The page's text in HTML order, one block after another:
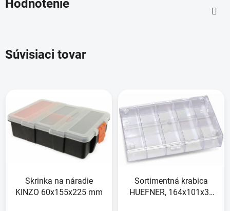
Hodnotenie
Súvisiaci tovar
Skrinka na náradie
KINZO 60x155x225 mm
Sortimentná krabica
HUEFNER, 164x101x31